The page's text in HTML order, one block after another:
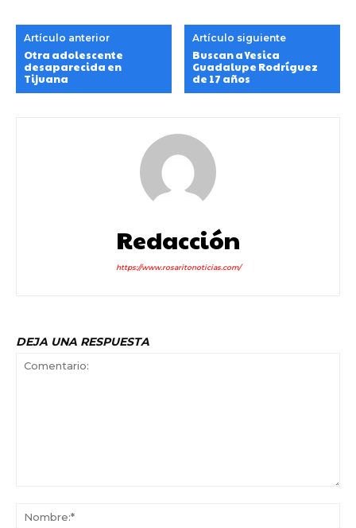
Artículo anterior
Otra adolescente
desaparecida en
Tijuana
Artículo siguiente
Buscan a Yesica
Guadalupe Rodríguez
de 17 años
Redacción
https://www.rosaritonoticias.com/
DEJA UNA RESPUESTA